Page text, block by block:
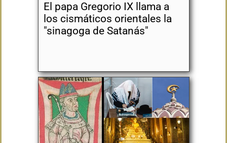
El papa Gregorio IX llama a
los cismáticos orientales la
"sinagoga de Satanás"